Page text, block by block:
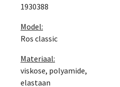
1930388
Model:
Ros classic
Materiaal:
viskose, polyamide,
elastaan